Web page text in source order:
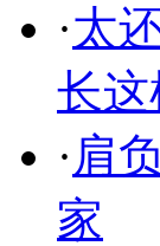
·太
长这
·肩
家